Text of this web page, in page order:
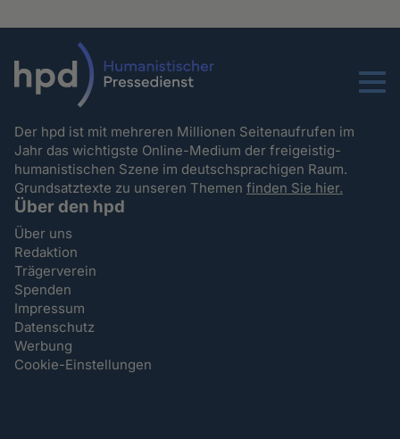
Menu
Der hpd ist mit mehreren Millionen Seitenaufrufen im
Jahr das wichtigste Online-Medium der freigeistig-
humanistischen Szene im deutschsprachigen Raum.
Grundsatztexte zu unseren Themenfinden Sie hier.
Über den hpd
Über uns
Redaktion
Trägerverein
Spenden
Impressum
Datenschutz
Werbung
Cookie-Einstellungen